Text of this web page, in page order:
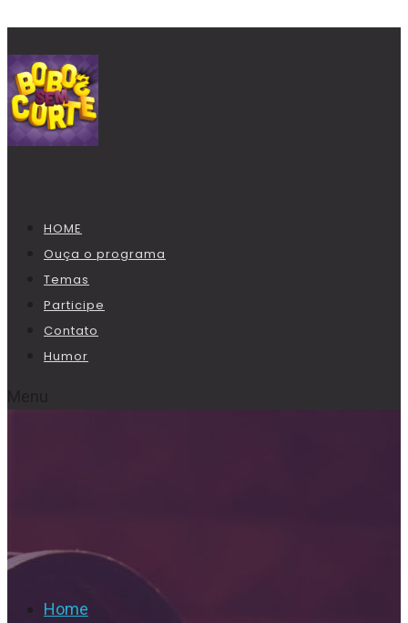
HOME
Ouça o programa
Temas
Participe
Contato
Humor
Home